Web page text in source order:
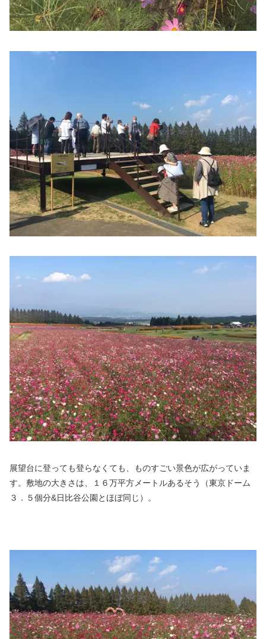
展望台に登っても登らなくても、ものすごい景色が広がっていま
す。敷地の大きさは、１６万平方メートルあるそう（東京ドーム
３．５個分&日比谷公園とほぼ同じ）。